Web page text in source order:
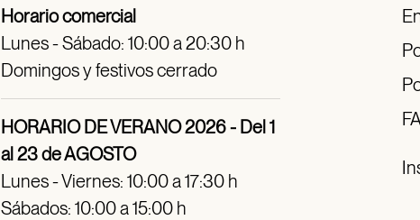
Horario comercial
Lunes - Sábado: 10:00 a 20:30 h
Domingos y festivos cerrado
HORARIO DE VERANO 2026 - Del 1
al 23 de AGOSTO
Lunes - Viernes: 10:00 a 17:30 h
Sábados: 10:00 a 15:00 h